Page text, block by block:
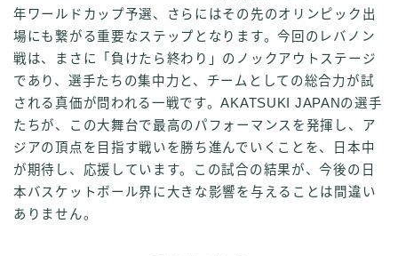
年ワールドカップ予選、さらにはその先のオリンピック出
場にも繋がる重要なステップとなります。今回のレバノン
戦は、まさに「負けたら終わり」のノックアウトステージ
であり、選手たちの集中力と、チームとしての総合力が試
される真価が問われる一戦です。AKATSUKI JAPANの選手
たちが、この大舞台で最高のパフォーマンスを発揮し、ア
ジアの頂点を目指す戦いを勝ち進んでいくことを、日本中
が期待し、応援しています。この試合の結果が、今後の日
本バスケットボール界に大きな影響を与えることは間違い
ありません。